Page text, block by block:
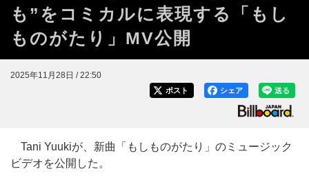
も”をコミカルに表現する「もし
ものがたり」MV公開
2025年11月28日 / 22:50
送る
シェア
ポスト
Tani Yuukiが、新曲「もしものがたり」のミュージック
ビデオを公開した。